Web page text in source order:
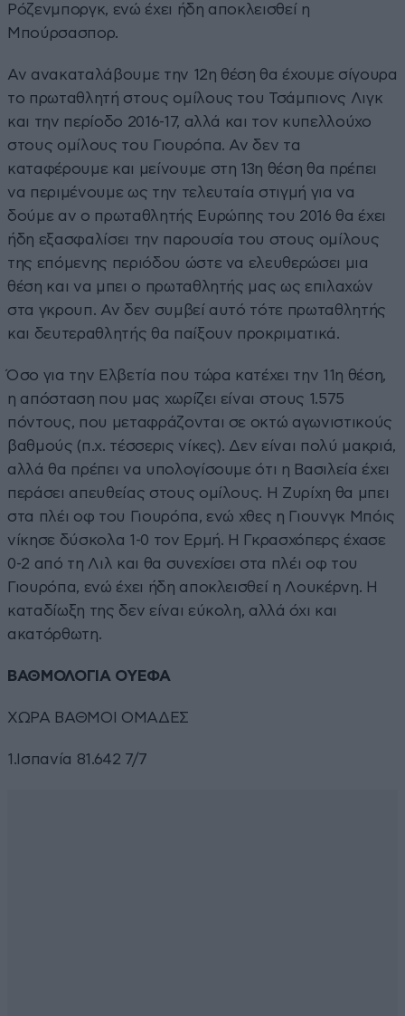
Ρόζενμποργκ, ενώ έχει ήδη αποκλεισθεί η
Μπούρσασπορ.
Αν ανακαταλάβουμε την 12η θέση θα έχουμε σίγουρα
το πρωταθλητή στους ομίλους του Τσάμπιονς Λιγκ
και την περίοδο 2016-17, αλλά και τον κυπελλούχο
στους ομίλους του Γιουρόπα. Αν δεν τα
καταφέρουμε και μείνουμε στη 13η θέση θα πρέπει
να περιμένουμε ως την τελευταία στιγμή για να
δούμε αν ο πρωταθλητής Ευρώπης του 2016 θα έχει
ήδη εξασφαλίσει την παρουσία του στους ομίλους
της επόμενης περιόδου ώστε να ελευθερώσει μια
θέση και να μπει ο πρωταθλητής μας ως επιλαχών
στα γκρουπ. Αν δεν συμβεί αυτό τότε πρωταθλητής
και δευτεραθλητής θα παίξουν προκριματικά.
Όσο για την Ελβετία που τώρα κατέχει την 11η θέση,
η απόσταση που μας χωρίζει είναι στους 1.575
πόντους, που μεταφράζονται σε οκτώ αγωνιστικούς
βαθμούς (π.χ. τέσσερις νίκες). Δεν είναι πολύ μακριά,
αλλά θα πρέπει να υπολογίσουμε ότι η Βασιλεία έχει
περάσει απευθείας στους ομίλους. Η Ζυρίχη θα μπει
στα πλέι οφ του Γιουρόπα, ενώ χθες η Γιουνγκ Μπόις
νίκησε δύσκολα 1-0 τον Ερμή. Η Γκρασχόπερς έχασε
0-2 από τη Λιλ και θα συνεχίσει στα πλέι οφ του
Γιουρόπα, ενώ έχει ήδη αποκλεισθεί η Λουκέρνη. Η
καταδίωξη της δεν είναι εύκολη, αλλά όχι και
ακατόρθωτη.
ΒΑΘΜΟΛΟΓΙΑ ΟΥΕΦΑ
ΧΩΡΑ ΒΑΘΜΟΙ ΟΜΑΔΕΣ
1.Iσπανία 81.642 7/7